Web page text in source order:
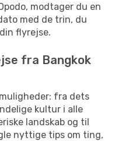
modtager du en
med de trin, du
flyrejse.
fra Bangkok
fra dets
kultur i alle
landskab og til
nyttige tips om ting,